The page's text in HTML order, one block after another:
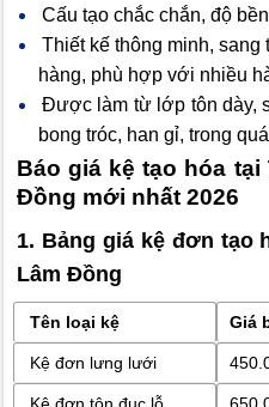
Cấu tạo chắc chắn, độ
Thiết kế thông minh,
hàng, phù hợp với nhiều
Được làm từ lớp tôn dày,
bong tróc, han gỉ, trong
Báo giá kệ tạo hóa
Đồng mới nhất 2026
1. Bảng giá kệ đơn tạo
Lâm Đồng
Tên loại kệ Giá
Kệ đơn lưng lưới